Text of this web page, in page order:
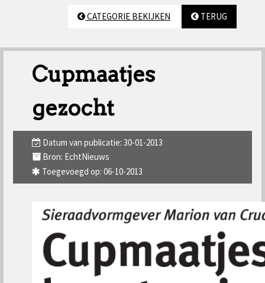
CATEGORIE BEKIJKEN TERUG
Cupmaatjes
gezocht
Datum van publicatie: 30-01-2013
Bron: EchtNieuws
Toegevoegd op: 06-10-2013